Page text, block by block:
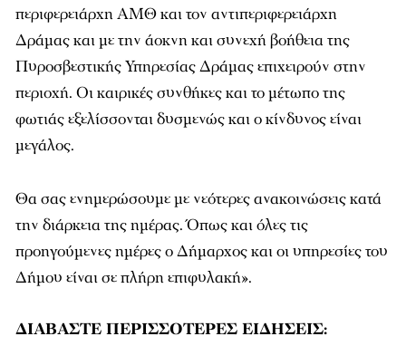
περιφερειάρχη ΑΜΘ και τον αντιπεριφερειάρχη
Δράμας και με την άοκνη και συνεχή βοήθεια της
Πυροσβεστικής Υπηρεσίας Δράμας επιχειρούν στην
περιοχή. Οι καιρικές συνθήκες και το μέτωπο της
φωτιάς εξελίσσονται δυσμενώς και ο κίνδυνος είναι
μεγάλος.
Θα σας ενημερώσουμε με νεότερες ανακοινώσεις κατά
την διάρκεια της ημέρας. Όπως και όλες τις
προηγούμενες ημέρες ο Δήμαρχος και οι υπηρεσίες του
Δήμου είναι σε πλήρη επιφυλακή».
ΔΙΑΒΑΣΤΕ ΠΕΡΙΣΣΟΤΕΡΕΣ ΕΙΔΗΣΕΙΣ: